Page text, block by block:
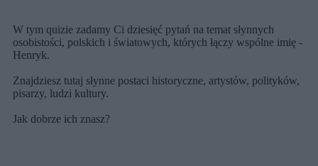
W tym quizie zadamy Ci dziesięć pytań na temat słynnych
osobistości, polskich i światowych, których łączy wspólne imię -
Henryk.
Znajdziesz tutaj słynne postaci historyczne, artystów, polityków,
pisarzy, ludzi kultury.
Jak dobrze ich znasz?